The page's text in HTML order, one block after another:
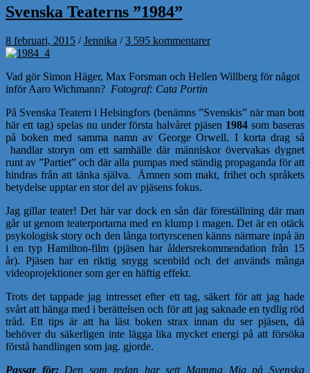
Svenska Teaterns ”1984”
8 februari, 2015 /Jennika /3 595 kommentarer
Vad gör Simon Häger, Max Forsman och Hellen Willberg för något
inför Aaro Wichmann? Fotograf: Cata Portin
På Svenska Teatern i Helsingfors (benämns ”Svenskis” när man bott
här ett tag) spelas nu under första halvåret pjäsen 1984 som baseras
på boken med samma namn av George Orwell. I korta drag så
handlar storyn om ett samhälle där människor övervakas dygnet
runt av ”Partiet” och där alla pumpas med ständig propaganda för att
hindras från att tänka själva. Ämnen som makt, frihet och språkets
betydelse upptar en stor del av pjäsens fokus.
Jag gillar teater! Det här var dock en sån där föreställning där man
går ut genom teaterportarna med en klump i magen. Det är en otäck
psykologisk story och den långa tortyrscenen känns närmare inpå än
i en typ Hamilton-film (pjäsen har åldersrekommendation från 15
år). Pjäsen har en riktig snygg scenbild och det används många
videoprojektioner som ger en häftig effekt.
Trots det tappade jag intresset efter ett tag, säkert för att jag hade
svårt att hänga med i berättelsen och för att jag saknade en tydlig röd
tråd. Ett tips är att ha läst boken strax innan du ser pjäsen, då
behöver du säkerligen inte lägga lika mycket energi på att försöka
förstå handlingen som jag. gjorde.
Passar för:Den som redan har sett Mamma Mia på Svenska